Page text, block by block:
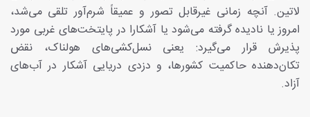
لاتین. آنچه زمانی غیرقابل تصور و عمیقاً شرم‌آور تلقی می‌شد،
امروز یا نادیده گرفته می‌شود یا آشکارا در پایتخت‌های غربی مورد
پذیرش قرار می‌گیرد: یعنی نسل‌کشی‌های هولناک، نقض
تکان‌دهنده حاکمیت کشورها، و دزدی دریایی آشکار در آب‌های
آزاد.